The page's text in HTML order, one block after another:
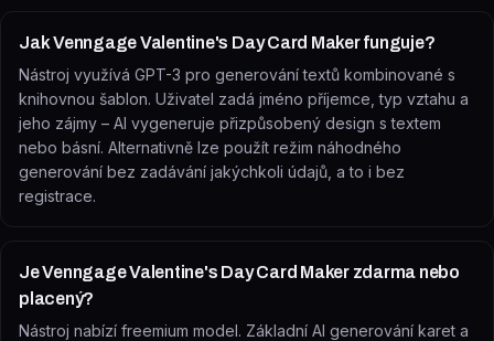
Jak Venngage Valentine's Day Card Maker funguje?
Nástroj využívá GPT-3 pro generování textů kombinované s
knihovnou šablon. Uživatel zadá jméno příjemce, typ vztahu a
jeho zájmy – AI vygeneruje přizpůsobený design s textem
nebo básní. Alternativně lze použít režim náhodného
generování bez zadávání jakýchkoli údajů, a to i bez
registrace.
Je Venngage Valentine's Day Card Maker zdarma nebo
placený?
Nástroj nabízí freemium model. Základní AI generování karet a